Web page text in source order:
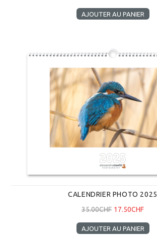
AJOUTER AU PANIER
CALENDRIER PHOTO 2025
35.00CHF 17.50CHF
AJOUTER AU PANIER